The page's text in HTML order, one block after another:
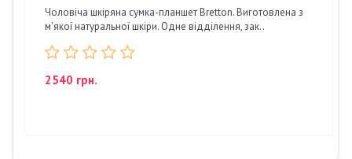
Чоловіча шкіряна сумка-планшет Bretton. Виготовлена з
м'якої натуральної шкіри. Одне відділення, зак..
2540 грн.